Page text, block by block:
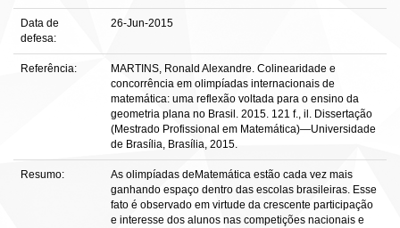
Data de
defesa:
26-Jun-2015
Referência:
MARTINS, Ronald Alexandre. Colinearidade e
concorrência em olimpíadas internacionais de
matemática: uma reflexão voltada para o ensino da
geometria plana no Brasil. 2015. 121 f., il. Dissertação
(Mestrado Profissional em Matemática)—Universidade
de Brasília, Brasília, 2015.
Resumo:
As olimpíadas deMatemática estão cada vez mais
ganhando espaço dentro das escolas brasileiras. Esse
fato é observado em virtude da crescente participação
e interesse dos alunos nas competições nacionais e